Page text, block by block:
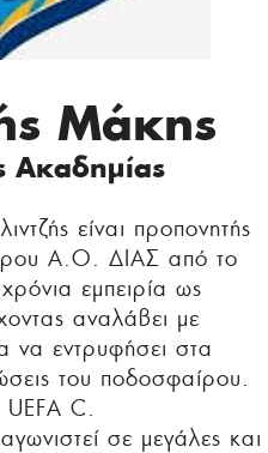
Μάκης
Ακαδημίας
είναι προπονητής
Α.Ο. ΔΙΑΣ από το
εμπειρία ως
αναλάβει με
να εντρυφήσει στα
του ποδοσφαίρου.
UEFA C.
σε μεγάλες και